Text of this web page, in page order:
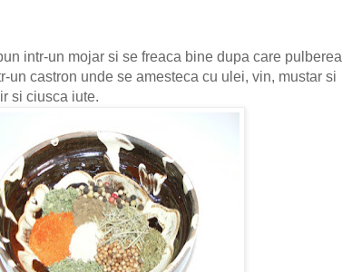
intr-un mojar si se freaca bine dupa care pulberea
un castron unde se amesteca cu ulei, vin, mustar si
si ciusca iute.